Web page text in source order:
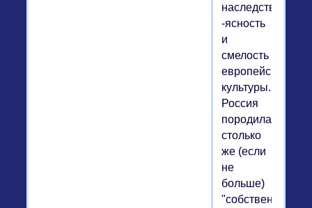
наследство
-ясность
и
смелость
европейской
культуры.
Россия
породила
столько
же (если
не
больше)
"собственных